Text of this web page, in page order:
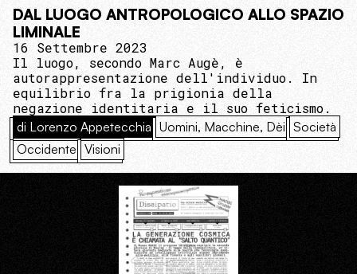
DAL LUOGO ANTROPOLOGICO ALLO SPAZIO
LIMINALE
16 Settembre 2023
Il luogo, secondo Marc Augè, è
autorappresentazione dell'individuo. In
equilibrio fra la prigionia della
negazione identitaria e il suo feticismo.
di Lorenzo Appetecchia Uomini, Macchine, Dèi Società
Occidente Visioni